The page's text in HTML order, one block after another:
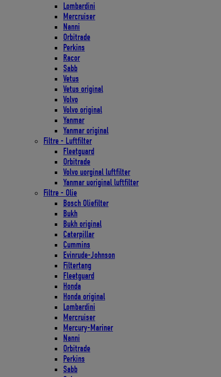
Lombardini
Mercruiser
Nanni
Orbitrade
Perkins
Racor
Sabb
Vetus
Vetus original
Volvo
Volvo original
Yanmar
Yanmar original
Filtre - Luftfilter
Fleetguard
Orbitrade
Volvo uorginal luftfilter
Yanmar uoriginal luftfilter
Filtre - Olie
Bosch Oliefilter
Bukh
Bukh original
Caterpillar
Cummins
Evinrude-Johnson
Filtertang
Fleetguard
Honda
Honda original
Lombardini
Mercruiser
Mercury-Mariner
Nanni
Orbitrade
Perkins
Sabb